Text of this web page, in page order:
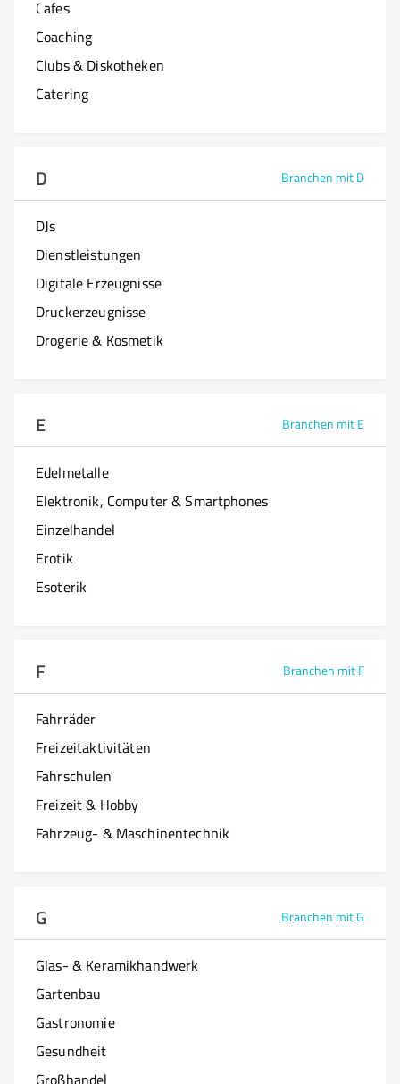
Cafes
Coaching
Clubs & Diskotheken
Catering
D Branchen mit D
DJs
Dienstleistungen
Digitale Erzeugnisse
Druckerzeugnisse
Drogerie & Kosmetik
E Branchen mit E
Edelmetalle
Elektronik, Computer & Smartphones
Einzelhandel
Erotik
Esoterik
F Branchen mit F
Fahrräder
Freizeitaktivitäten
Fahrschulen
Freizeit & Hobby
Fahrzeug- & Maschinentechnik
G Branchen mit G
Glas- & Keramikhandwerk
Gartenbau
Gastronomie
Gesundheit
Großhandel